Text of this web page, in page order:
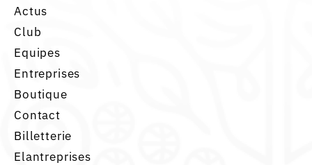
Actus
Club
Equipes
Entreprises
Boutique
Contact
Billetterie
Elantreprises